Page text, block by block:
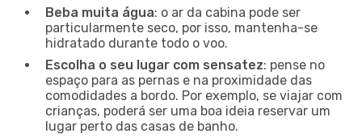
Beba muita água: o ar da cabina pode ser
particularmente seco, por isso, mantenha-se
hidratado durante todo o voo.
Escolha o seu lugar com sensatez: pense no
espaço para as pernas e na proximidade das
comodidades a bordo. Por exemplo, se viajar com
crianças, poderá ser uma boa ideia reservar um
lugar perto das casas de banho.